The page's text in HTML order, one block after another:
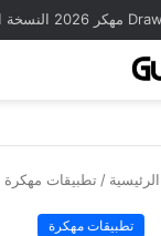
الرئيسية / تطبيقات مهكرة
تطبيقات مهكرة